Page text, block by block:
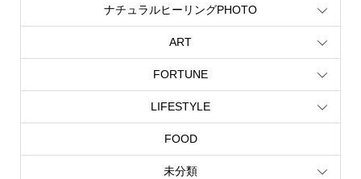
ナチュラルヒーリングPHOTO
ART
FORTUNE
LIFESTYLE
FOOD
未分類